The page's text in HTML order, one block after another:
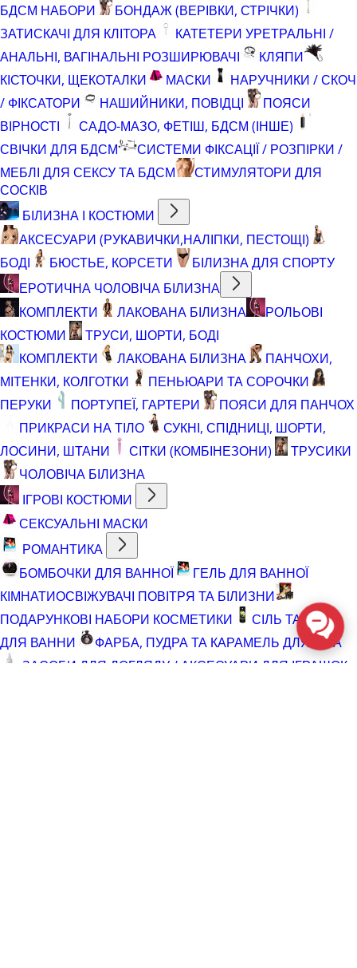
БДСМ НАБОРИ
БОНДАЖ (ВЕРІВКИ, СТРІЧКИ)
ЗАТИСКАЧІ ДЛЯ КЛІТОРА
КАТЕТЕРИ УРЕТРАЛЬНІ /
АНАЛЬНІ, ВАГІНАЛЬНІ РОЗШИРЮВАЧІ
КЛЯПИ
КІСТОЧКИ, ЩЕКОТАЛКИ
МАСКИ
НАРУЧНИКИ / СКОЧ
/ ФІКСАТОРИ
НАШИЙНИКИ, ПОВІДЦІ
ПОЯСИ
ВІРНОСТІ
САДО-МАЗО, ФЕТІШ, БДСМ (ІНШЕ)
СВІЧКИ ДЛЯ БДСМ
СИСТЕМИ ФІКСАЦІЇ / РОЗПІРКИ /
МЕБЛІ ДЛЯ СЕКСУ ТА БДСМ
СТИМУЛЯТОРИ ДЛЯ
СОСКІВ
БІЛИЗНА І КОСТЮМИ
АКСЕСУАРИ (РУКАВИЧКИ,НАЛІПКИ, ПЕСТОЩІ)
БОДІ
БЮСТЬЕ, КОРСЕТИ
БІЛИЗНА ДЛЯ СПОРТУ
ЕРОТИЧНА ЧОЛОВІЧА БІЛИЗНА
КОМПЛЕКТИ
ЛАКОВАНА БІЛИЗНА
РОЛЬОВІ
КОСТЮМИ
ТРУСИ, ШОРТИ, БОДІ
КОМПЛЕКТИ
ЛАКОВАНА БІЛИЗНА
ПАНЧОХИ,
МІТЕНКИ, КОЛГОТКИ
ПЕНЬЮАРИ ТА СОРОЧКИ
ПЕРУКИ
ПОРТУПЕЇ, ГАРТЕРИ
ПОЯСИ ДЛЯ ПАНЧОХ
ПРИКРАСИ НА ТІЛО
СУКНІ, СПІДНИЦІ, ШОРТИ,
ЛОСИНИ, ШТАНИ
СІТКИ (КОМБІНЕЗОНИ)
ТРУСИКИ
ЧОЛОВІЧА БІЛИЗНА
ІГРОВІ КОСТЮМИ
СЕКСУАЛЬНІ МАСКИ
РОМАНТИКА
БОМБОЧКИ ДЛЯ ВАННОЇ
ГЕЛЬ ДЛЯ ВАННОЇ
КІМНАТИОСВІЖУВАЧІ ПОВІТРЯ ТА БІЛИЗНИ
ПОДАРУНКОВІ НАБОРИ КОСМЕТИКИ
СІЛЬ ТА ПІНА
ДЛЯ ВАННИ
ФАРБА, ПУДРА ТА КАРАМЕЛЬ ДЛЯ ТІЛА
ЗАСОБИ ДЛЯ ДОГЛЯДУ / АКСЕСУАРИ ДЛЯ ІГРАШОК